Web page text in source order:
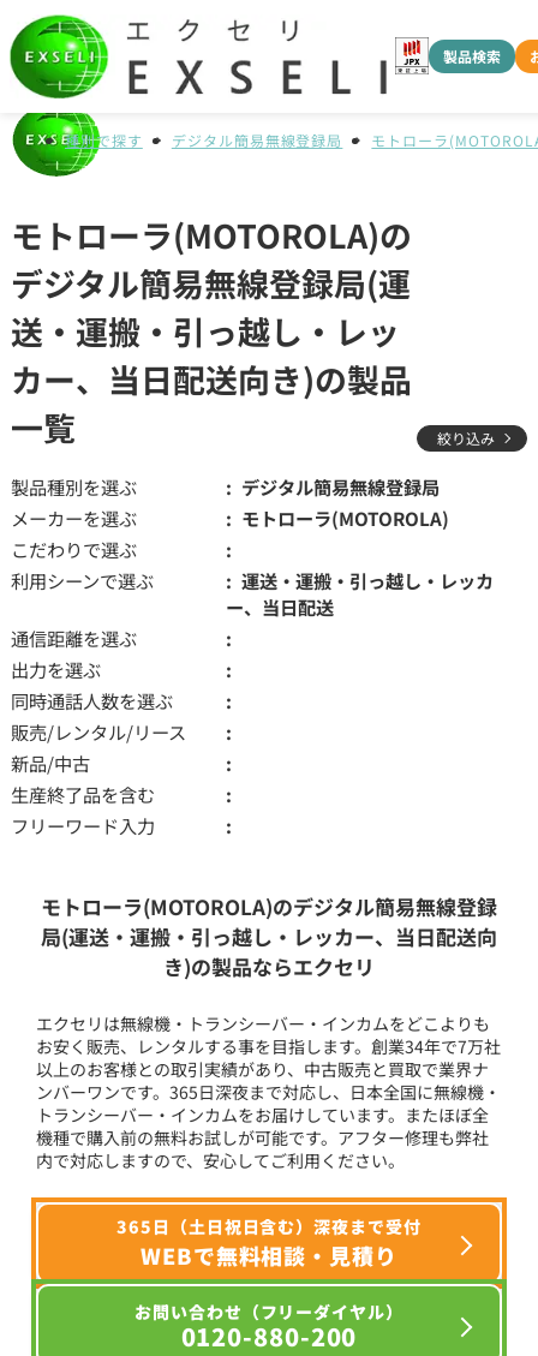
製品検索
種別で探す デジタル簡易無線登録局 モトローラ
モトローラ(MOTOROLA)の
デジタル簡易無線登録局(運
送・運搬・引っ越し・レッ
カー、当日配送向き)の製品
一覧
絞り込み
製品種別を選ぶ
デジタル簡易無線登録局
メーカーを選ぶ
モトローラ(MOTOROLA)
こだわりで選ぶ
利用シーンで選ぶ
運送・運搬・引っ越し・レッカ
ー、当日配送
通信距離を選ぶ
出力を選ぶ
同時通話人数を選ぶ
販売/レンタル/リース
新品/中古
生産終了品を含む
フリーワード入力
モトローラ(MOTOROLA)のデジタル簡易無線登録
局(運送・運搬・引っ越し・レッカー、当日配送向
き)の製品ならエクセリ
エクセリは無線機・トランシーバー・インカムをどこよりも
お安く販売、レンタルする事を目指します。創業34年で7万社
以上のお客様との取引実績があり、中古販売と買取で業界ナ
ンバーワンです。365日深夜まで対応し、日本全国に無線機・
トランシーバー・インカムをお届けしています。またほぼ全
機種で購入前の無料お試しが可能です。アフター修理も弊社
内で対応しますので、安心してご利用ください。
365日（土日祝日含む）深夜まで受付
WEBで無料相談・見積り
お問い合わせ（フリーダイヤル）
0120-880-200